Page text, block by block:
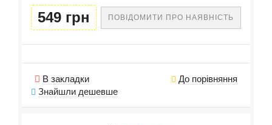
549 грн ПОВІДОМИТИ ПРО НАЯВНІСТЬ
В закладки
До порівняння
Знайшли дешевше